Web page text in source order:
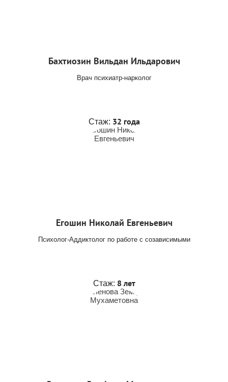
Бахтиозин Вильдан Ильдарович
Врач психиатр-нарколог
Стаж: 32 года
Егошин Николай Евгеньевич
Психолог-Аддиктолог по работе с созависимыми
Стаж: 8 лет